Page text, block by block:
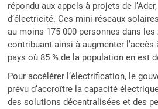
répondu aux appels à projets de
d’électricité. Ces mini-réseaux
au moins 175 000 personnes dans les
contribuant ainsi à augmenter l’accès
pays où 85 % de la population en est
Pour accélérer l’électrification, le
prévu d’accroître la capacité
des solutions décentralisées et des